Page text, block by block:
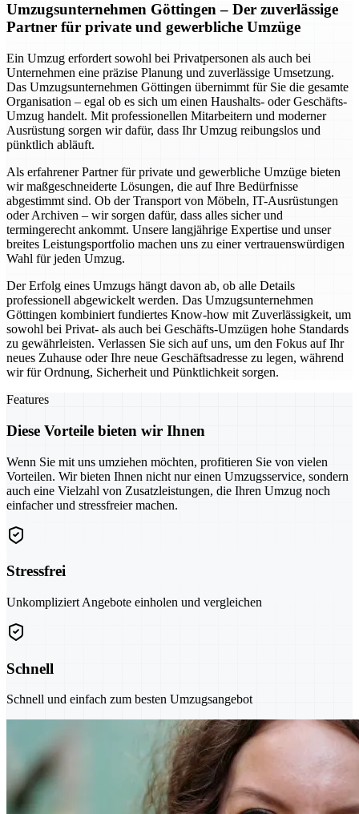
Umzugsunternehmen Göttingen – Der zuverlässige
Partner für private und gewerbliche Umzüge
Ein Umzug erfordert sowohl bei Privatpersonen als auch bei
Unternehmen eine präzise Planung und zuverlässige Umsetzung.
Das Umzugsunternehmen Göttingen übernimmt für Sie die gesamte
Organisation – egal ob es sich um einen Haushalts- oder Geschäfts-
Umzug handelt. Mit professionellen Mitarbeitern und moderner
Ausrüstung sorgen wir dafür, dass Ihr Umzug reibungslos und
pünktlich abläuft.
Als erfahrener Partner für private und gewerbliche Umzüge bieten
wir maßgeschneiderte Lösungen, die auf Ihre Bedürfnisse
abgestimmt sind. Ob der Transport von Möbeln, IT-Ausrüstungen
oder Archiven – wir sorgen dafür, dass alles sicher und
termingerecht ankommt. Unsere langjährige Expertise und unser
breites Leistungsportfolio machen uns zu einer vertrauenswürdigen
Wahl für jeden Umzug.
Der Erfolg eines Umzugs hängt davon ab, ob alle Details
professionell abgewickelt werden. Das Umzugsunternehmen
Göttingen kombiniert fundiertes Know-how mit Zuverlässigkeit, um
sowohl bei Privat- als auch bei Geschäfts-Umzügen hohe Standards
zu gewährleisten. Verlassen Sie sich auf uns, um den Fokus auf Ihr
neues Zuhause oder Ihre neue Geschäftsadresse zu legen, während
wir für Ordnung, Sicherheit und Pünktlichkeit sorgen.
Features
Diese Vorteile bieten wir Ihnen
Wenn Sie mit uns umziehen möchten, profitieren Sie von vielen
Vorteilen. Wir bieten Ihnen nicht nur einen Umzugsservice, sondern
auch eine Vielzahl von Zusatzleistungen, die Ihren Umzug noch
einfacher und stressfreier machen.
Stressfrei
Unkompliziert Angebote einholen und vergleichen
Schnell
Schnell und einfach zum besten Umzugsangebot